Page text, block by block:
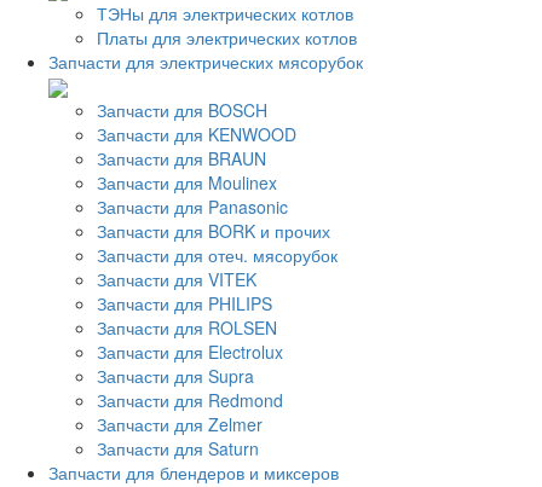
ТЭНы для электрических котлов
Платы для электрических котлов
Запчасти для электрических мясорубок
Запчасти для BOSCH
Запчасти для KENWOOD
Запчасти для BRAUN
Запчасти для Moulinex
Запчасти для Panasonic
Запчасти для BORK и прочих
Запчасти для отеч. мясорубок
Запчасти для VITEK
Запчасти для PHILIPS
Запчасти для ROLSEN
Запчасти для Electrolux
Запчасти для Supra
Запчасти для Redmond
Запчасти для Zelmer
Запчасти для Saturn
Запчасти для блендеров и миксеров